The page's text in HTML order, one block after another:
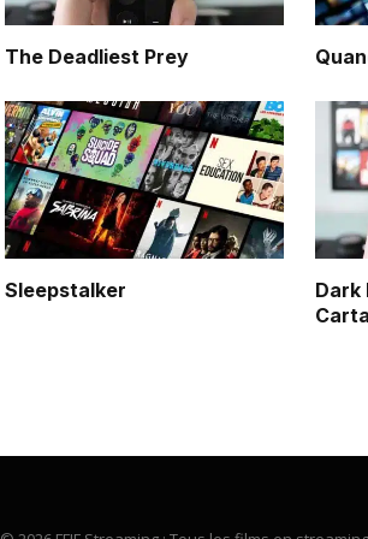
The Deadliest Prey
Sleepstalker
Dark
Carta